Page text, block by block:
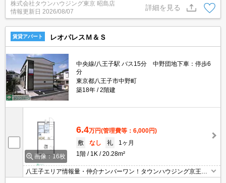
株式会社タウンハウジング東京 昭島店
情報更新日 2026/08/07
詳細を見る
賃貸アパート レオパレスＭ＆Ｓ
中央線/八王子駅 バス15分 中野団地下車：停歩6
分
東京都八王子市中野町
築18年
2階建
画像：16枚
6.4万円(管理費等：6,000円)
敷
なし 礼
1ヶ月
1階
1K 20.28m²
八王子エリア情報量・仲介ナンバーワン！タウンハウジング京王八
王子店です!お客様用駐車場もございますので車でのご来店も大歓迎